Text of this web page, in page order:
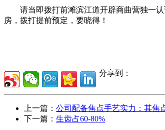
请当即拨打前滩滨江道开辟商曲营独一认
房，拨打提前预定，要晓得！
分享到：
上一篇： 公司配备焦点手艺实力：其焦
下一篇： 生齿占60-80%